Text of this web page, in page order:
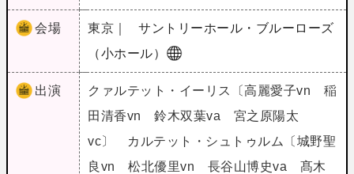
会場 東京｜
サントリーホール・ブルーローズ
（小ホール）
出演
クァルテット・イーリス〔高麗愛子vn 稲
田清香vn 鈴木双葉va 宮之原陽太
vc〕 カルテット・シュトゥルム〔城野聖
良vn 松北優里vn 長谷山博史va 髙木